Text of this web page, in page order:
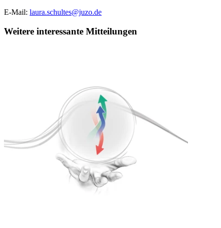
E-Mail: laura.schultes@juzo.de
Weitere interessante Mitteilungen